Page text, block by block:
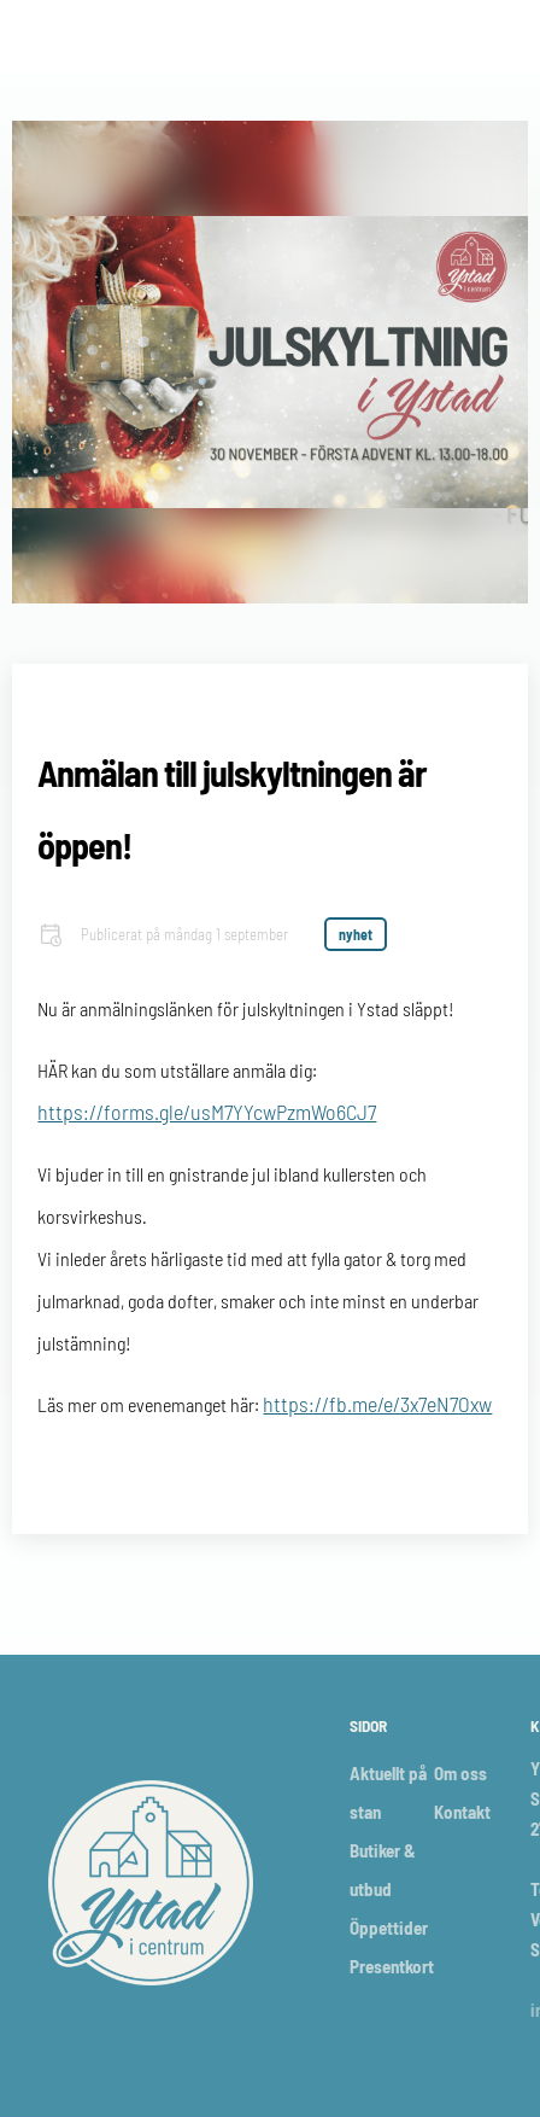
Anmälan till julskyltningen är
öppen!
Publicerat på måndag 1 september nyhet
Nu är anmälningslänken för julskyltningen i Ystad släppt!
HÄR kan du som utställare anmäla dig:
https://forms.gle/usM7YYcwPzmWo6CJ7
Vi bjuder in till en gnistrande jul ibland kullersten och
korsvirkeshus.
Vi inleder årets härligaste tid med att fylla gator & torg med
julmarknad, goda dofter, smaker och inte minst en underbar
julstämning!
Läs mer om evenemanget här: https://fb.me/e/3x7eN7Oxw
SIDOR
Aktuellt på
stan
Butiker &
utbud
Öppettider
Presentkort
Om oss
Kontakt